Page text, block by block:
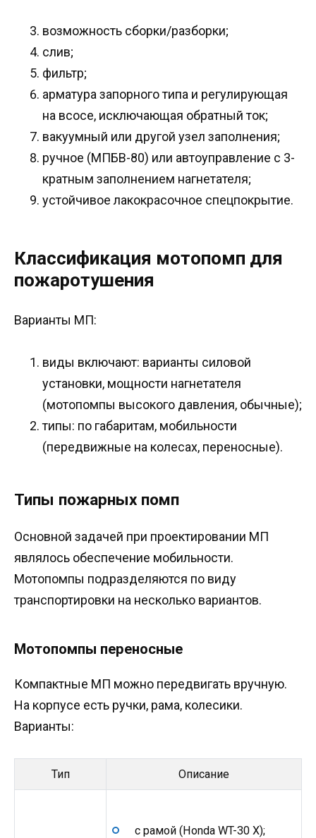
возможность сборки/разборки;
слив;
фильтр;
арматура запорного типа и регулирующая
на всосе, исключающая обратный ток;
вакуумный или другой узел заполнения;
ручное (МПБВ-80) или автоуправление с 3-
кратным заполнением нагнетателя;
устойчивое лакокрасочное спецпокрытие.
Классификация мотопомп для
пожаротушения
Варианты МП:
виды включают: варианты силовой
установки, мощности нагнетателя
(мотопомпы высокого давления, обычные);
типы: по габаритам, мобильности
(передвижные на колесах, переносные).
Типы пожарных помп
Основной задачей при проектировании МП
являлось обеспечение мобильности.
Мотопомпы подразделяются по виду
транспортировки на несколько вариантов.
Мотопомпы переносные
Компактные МП можно передвигать вручную.
На корпусе есть ручки, рама, колесики.
Варианты:
Тип Описание
с рамой (Honda WT-30 X);